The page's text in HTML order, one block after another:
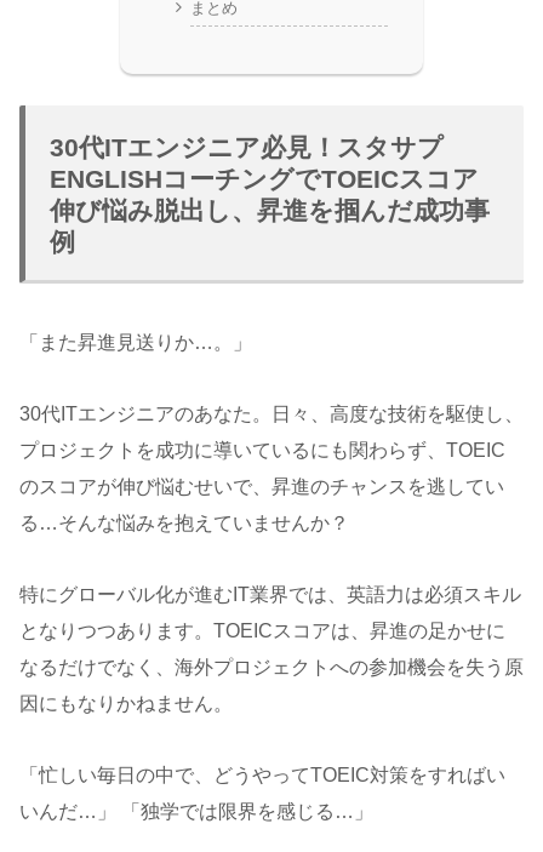
まとめ
30代ITエンジニア必見！スタサプ
ENGLISHコーチングでTOEICスコア
伸び悩み脱出し、昇進を掴んだ成功事
例
「また昇進見送りか…。」
30代ITエンジニアのあなた。日々、高度な技術を駆使し、
プロジェクトを成功に導いているにも関わらず、TOEIC
のスコアが伸び悩むせいで、昇進のチャンスを逃してい
る…そんな悩みを抱えていませんか？
特にグローバル化が進むIT業界では、英語力は必須スキル
となりつつあります。TOEICスコアは、昇進の足かせに
なるだけでなく、海外プロジェクトへの参加機会を失う原
因にもなりかねません。
「忙しい毎日の中で、どうやってTOEIC対策をすればい
いんだ…」 「独学では限界を感じる…」